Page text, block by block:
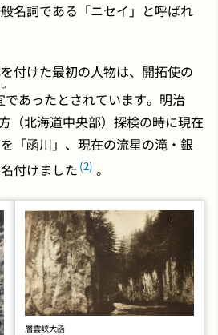
名詞である「ニセイ」と呼ばれ
付けた最初の人物は、開拓使の
であったとされています。明治
（北海道中央部）探検の時に現在
「函川」、現在の流星の滝・銀
付けました (2) 。
層雲峡大函